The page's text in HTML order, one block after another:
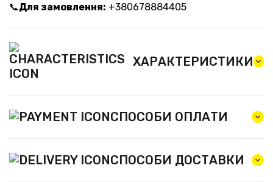
📞Для замовлення: +380678884405
ХАРАКТЕРИСТИКИ
СПОСОБИ ОПЛАТИ
СПОСОБИ ДОСТАВКИ